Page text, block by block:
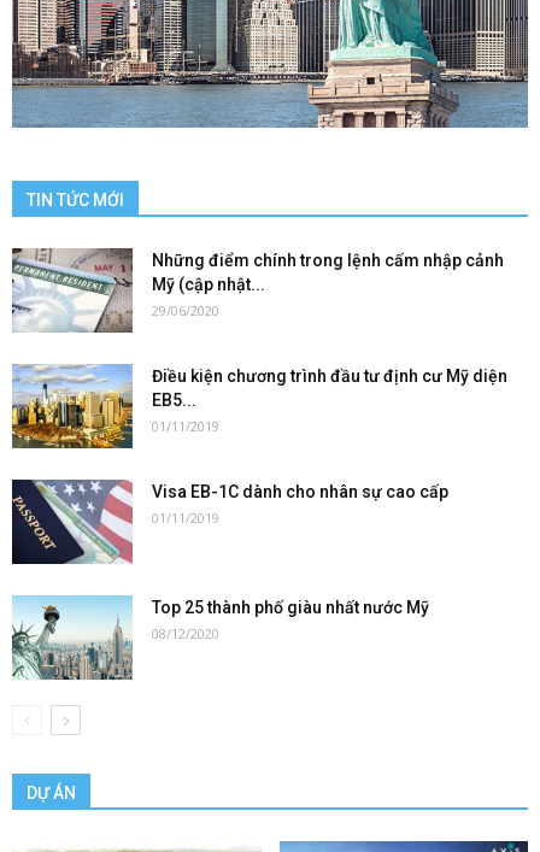
TIN TỨC MỚI
Những điểm chính trong lệnh cấm nhập cảnh
Mỹ (cập nhật...
29/06/2020
Điều kiện chương trình đầu tư định cư Mỹ diện
EB5...
01/11/2019
Visa EB-1C dành cho nhân sự cao cấp
01/11/2019
Top 25 thành phố giàu nhất nước Mỹ
08/12/2020
DỰ ÁN